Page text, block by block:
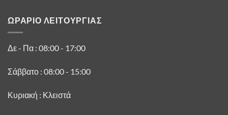
ΩΡΑΡΙΟ ΛΕΙΤΟΥΡΓΙΑΣ
Δε - Πα : 08:00 - 17:00
Σάββατο : 08:00 - 15:00
Κυριακή : Κλειστά